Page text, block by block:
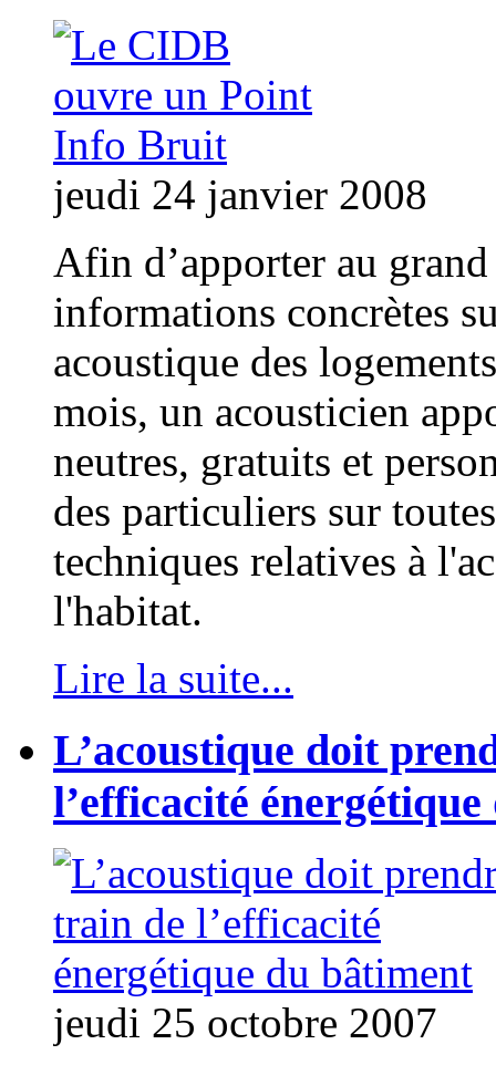
jeudi 24 janvier 2008
Afin d’apporter au
informations concrètes
acoustique des
mois, un acousticien
neutres, gratuits et
des particuliers sur
techniques relatives à
l'habitat.
Lire la suite...
L’acoustique doit
l’efficacité
jeudi 25 octobre 2007